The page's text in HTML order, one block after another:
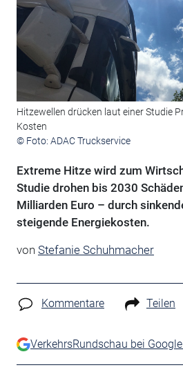
Hitzewellen drücken laut einer Studie
Kosten
© Foto: ADAC Truckservice
Extreme Hitze wird zum
Studie drohen bis 2030
Milliarden Euro – durch
steigende Energiekosten.
von Stefanie Schuhmacher
Kommentare Teilen
VerkehrsRundschau bei